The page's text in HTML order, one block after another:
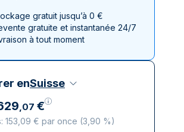
gratuit jusqu’à 0 €
gratuite et instantanée 24/7
à tout moment
enSuisse
,07 €
153,09 € par once (3,90 %)